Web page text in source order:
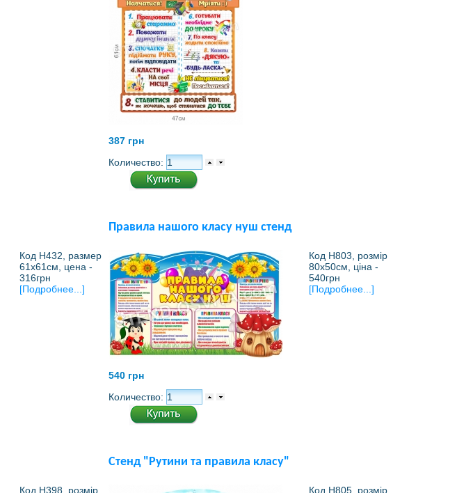
387 грн
Количество:
Код Н432, размер
61х61см, цена -
316грн
[Подробнее...]
Правила нашого класу нуш стенд
Код Н803, розмір
80х50см, ціна -
540грн
[Подробнее...]
540 грн
Количество:
Код Н398, розмір
Стенд "Рутини та правила класу"
Код Н805, розмір